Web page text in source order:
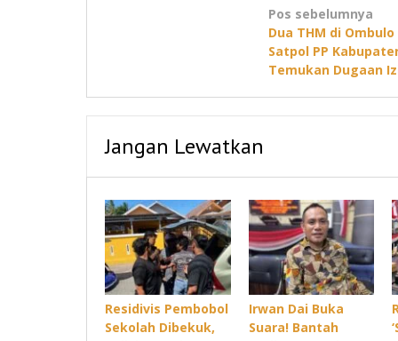
Navigasi
pos
Pos sebelumnya
Dua THM di
Satpol PP
Temukan Dugaan
Jangan Lewatkan
Residivis Pembobol
Sekolah Dibekuk,
Irwan Dai Buka
Suara! Bantah